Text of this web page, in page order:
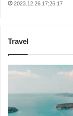
2023.12.26 17:26:17
Travel